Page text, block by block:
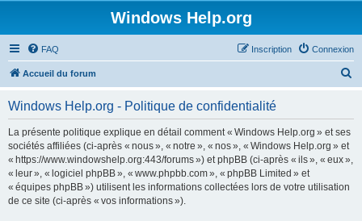
Windows Help.org
FAQ Connexion
Inscription
Accueil du forum
Windows Help.org - Politique de confidentialité
La présente politique explique en détail comment « Windows Help.org » et ses
sociétés affiliées (ci-après « nous », « notre », « nos », « Windows Help.org » et
« https://www.windowshelp.org:443/forums ») et phpBB (ci-après « ils », « eux »,
« leur », « logiciel phpBB », « www.phpbb.com », « phpBB Limited » et
« équipes phpBB ») utilisent les informations collectées lors de votre utilisation
de ce site (ci-après « vos informations »).